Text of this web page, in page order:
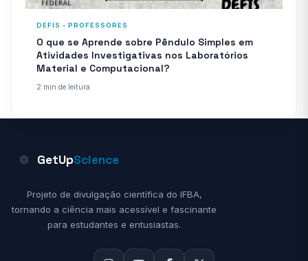
DEFIS - PROFESSORES
O que se Aprende sobre Pêndulo Simples em
Atividades Investigativas nos Laboratórios
Material e Computacional?
2 min de leitura
GetUpScience
Projeto de divulgação científica do IFBA,
tornando a ciência mais acessível e fascinante
para estudantes e entusiastas.